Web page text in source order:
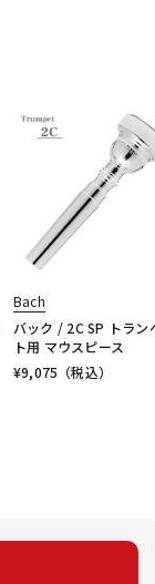
Bach
バック / 2C SP トラン
ト用 マウスピース
¥9,075 （税込）